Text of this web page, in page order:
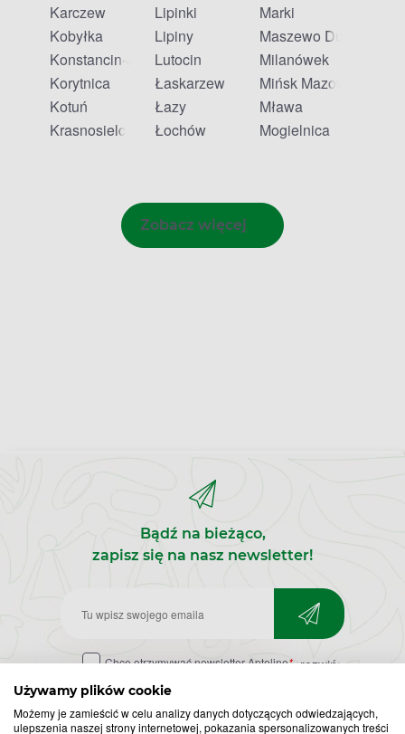
Używamy plików cookie
Możemy je zamieścić w celu analizy danych dotyczących odwiedzających,
ulepszenia naszej strony internetowej, pokazania spersonalizowanych treści
Karczew
Kobyłka
Konstancin-Jeziorna
Korytnica
Kotuń
Krasnosielc
Lipinki
Lipiny
Lutocin
Łaskarzew
Łazy
Łochów
Marki
Maszewo Duże
Milanówek
Mińsk Mazowiecki
Mława
Mogielnica
Zobacz więcej
Bądź na bieżąco,
zapisz się na nasz newsletter!
Zapisz
do
newslettera
Chcę otrzymywać newsletter Apteline* rozwiń>